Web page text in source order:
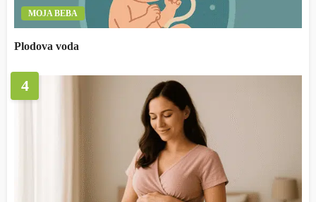
MOJA BEBA
Plodova voda
4